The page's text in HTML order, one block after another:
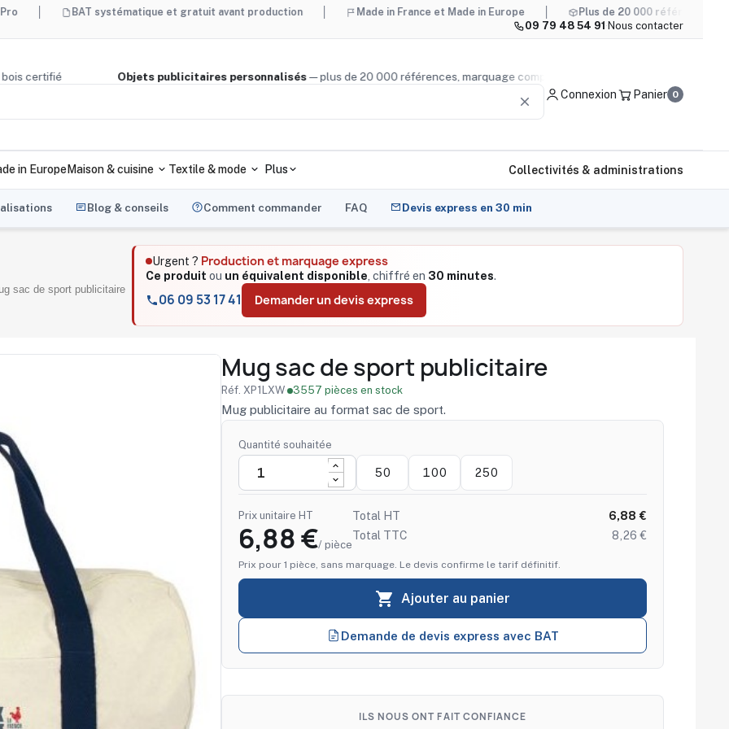
BAT systématique et gratuit avant production Made in France et Made in Europe
Plus de 20 000 références, marquage
09 79 48 54 91 · Nous contacter
bois certifié Objets publicitaires personnalisés— plus de 20 000 références, marquage compris
clear Connexion Panier 0
in EuropeMaison & cuisine Textile & mode Plus Collectivités & administrations
Blog & conseils Comment commander FAQ Devis express en 30 min
sac de sport publicitaire
Urgent ? Production et marquage express
Ce produit ou un équivalent disponible, chiffré en 30 minutes.
06 09 53 17 41 Demander un devis express
Mug sac de sport publicitaire
Réf. XP1LXW· 3557 pièces en stock
Mug publicitaire au format sac de sport.
Quantité souhaitée
50 100 250
 Ajouter au panier
Prix unitaire HT
6,88 €/ pièce
Total HT
6,88 €
Total TTC
8,26 €
Prix pour 1 pièce, sans marquage. Le devis confirme le tarif définitif.
Demande de devis express avec BAT
ILS NOUS ONT FAIT CONFIANCE